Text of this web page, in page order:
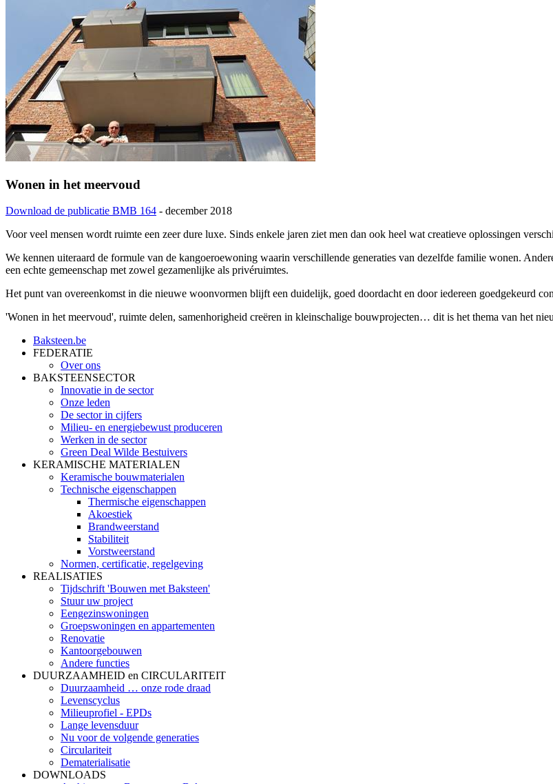
Wonen in het meervoud
Download de publicatie BMB 164 - december 2018
Voor veel mensen wordt ruimte een zeer dure luxe. Sinds enkele jaren ziet men dan ook heel wat creatieve oplossingen
We kennen uiteraard de formule van de kangoeroewoning waarin verschillende generaties van dezelfde familie wonen.
een echte gemeenschap met zowel gezamenlijke als privéruimtes.
Het punt van overeenkomst in die nieuwe woonvormen blijft een duidelijk, goed doordacht en door iedereen goedgekeurd
'Wonen in het meervoud', ruimte delen, samenhorigheid creëren in kleinschalige bouwprojecten… dit is het thema van het
Baksteen.be
FEDERATIE
Over ons
BAKSTEENSECTOR
Innovatie in de sector
Onze leden
De sector in cijfers
Milieu- en energiebewust produceren
Werken in de sector
Green Deal Wilde Bestuivers
KERAMISCHE MATERIALEN
Keramische bouwmaterialen
Technische eigenschappen
Thermische eigenschappen
Akoestiek
Brandweerstand
Stabiliteit
Vorstweerstand
Normen, certificatie, regelgeving
REALISATIES
Tijdschrift 'Bouwen met Baksteen'
Stuur uw project
Eengezinswoningen
Groepswoningen en appartementen
Renovatie
Kantoorgebouwen
Andere functies
DUURZAAMHEID en CIRCULARITEIT
Duurzaamheid … onze rode draad
Levenscyclus
Milieuprofiel - EPDs
Lange levensduur
Nu voor de volgende generaties
Circulariteit
Dematerialisatie
DOWNLOADS